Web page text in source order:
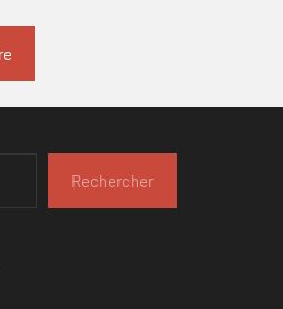
Rechercher